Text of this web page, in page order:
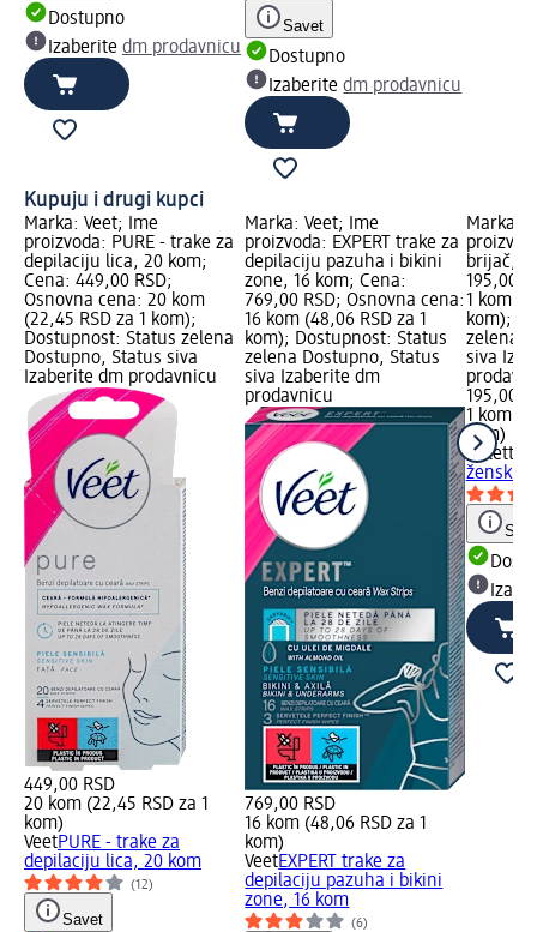
Dostupno
Izaberite dm prodavnicu
Savet
Dostupno
Izaberitedm prodavnicu
Kupuju i drugi kupci
Marka: Veet; Ime
proizvoda: PURE - trake za
depilaciju lica, 20 kom;
Cena: 449,00 RSD;
Osnovna cena: 20 kom
(22,45 RSD za 1 kom);
Dostupnost: Status zelena
Dostupno, Status siva
Izaberite dm prodavnicu
449,00 RSD
20 kom (22,45 RSD za 1
kom)
VeetPURE - trake za
depilaciju lica, 20 kom
(12)
Savet
Marka: Veet; Ime
proizvoda: EXPERT trake za
depilaciju pazuha i bikini
zone, 16 kom; Cena:
769,00 RSD; Osnovna cena:
16 kom (48,06 RSD za 1
kom); Dostupnost: Status
zelena Dostupno, Status
siva Izaberite dm
prodavnicu
769,00 RSD
16 kom (48,06 RSD za 1
kom)
VeetEXPERT trake za
depilaciju pazuha i bikini
zone, 16 kom
(6)
Marka:
brijač, 1
195,00
1 kom
kom);
zelena
siva
195,00
1 kom
kom)
Gillette
ženski